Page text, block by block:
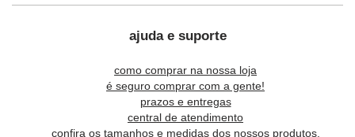
ajuda e suporte
como comprar na nossa loja
é seguro comprar com a gente!
prazos e entregas
central de atendimento
confira os tamanhos e medidas dos nossos produtos.